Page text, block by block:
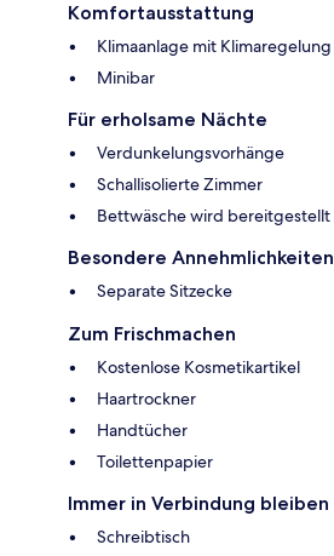
Komfortausstattung
Klimaanlage mit Klimaregelung
Minibar
Für erholsame Nächte
Verdunkelungsvorhänge
Schallisolierte Zimmer
Bettwäsche wird bereitgestellt
Besondere Annehmlichkeiten
Separate Sitzecke
Zum Frischmachen
Kostenlose Kosmetikartikel
Haartrockner
Handtücher
Toilettenpapier
Immer in Verbindung bleiben
Schreibtisch